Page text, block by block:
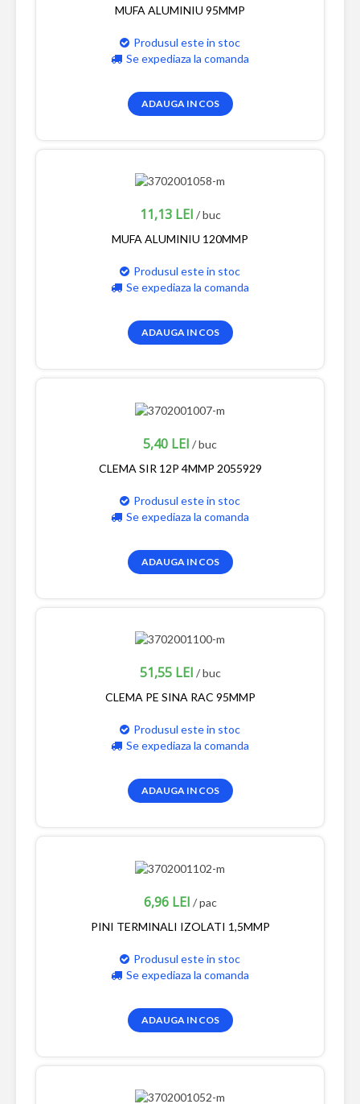
MUFA ALUMINIU 95MMP
Produsul este in stoc
Se expediaza la comanda
ADAUGA IN COS
11,13 LEI / buc
MUFA ALUMINIU 120MMP
Produsul este in stoc
Se expediaza la comanda
ADAUGA IN COS
5,40 LEI / buc
CLEMA SIR 12P 4MMP 2055929
Produsul este in stoc
Se expediaza la comanda
ADAUGA IN COS
51,55 LEI / buc
CLEMA PE SINA RAC 95MMP
Produsul este in stoc
Se expediaza la comanda
ADAUGA IN COS
6,96 LEI / pac
PINI TERMINALI IZOLATI 1,5MMP
Produsul este in stoc
Se expediaza la comanda
ADAUGA IN COS